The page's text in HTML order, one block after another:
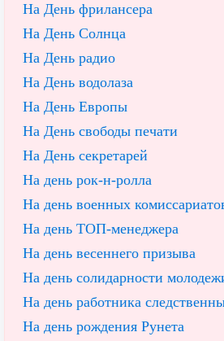
На День фрилансера
На День Солнца
На День радио
На День водолаза
На День Европы
На День свободы печати
На День секретарей
На день рок-н-ролла
На день военных
На день ТОП-менеджера
На день весеннего призыва
На день солидарности
На день работника
На день рождения Рунета